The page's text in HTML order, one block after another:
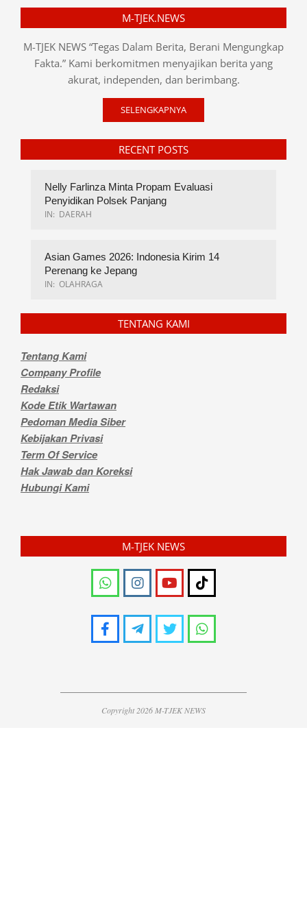
M-TJEK.NEWS
M-TJEK NEWS “Tegas Dalam Berita, Berani Mengungkap
Fakta.” Kami berkomitmen menyajikan berita yang
akurat, independen, dan berimbang.
SELENGKAPNYA
RECENT POSTS
Nelly Farlinza Minta Propam Evaluasi
Penyidikan Polsek Panjang
IN: DAERAH
Asian Games 2026: Indonesia Kirim 14
Perenang ke Jepang
IN: OLAHRAGA
TENTANG KAMI
Tentang Kami
Company Profile
Redaksi
Kode Etik Wartawan
Pedoman Media Siber
Kebijakan Privasi
Term Of Service
Hak Jawab dan Koreksi
Hubungi Kami
M-TJEK NEWS
Copyright 2026 M-TJEK NEWS